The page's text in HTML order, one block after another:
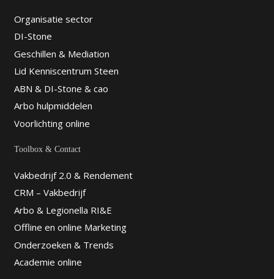
Organisatie sector
DI-Stone
Geschillen & Mediation
Lid Kenniscentrum Steen
ABN & DI-Stone & cao
Arbo hulpmiddelen
Voorlichting online
Toolbox & Contact
Vakbedrijf 2.0 & Rendement
CRM – Vakbedrijf
Arbo & Legionella RI&E
Offline en online Marketing
Onderzoeken & Trends
Academie online